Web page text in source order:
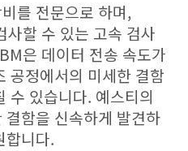
를 전문으로 하며,
할 수 있는 고속 검사
은 데이터 전송 속도가
공정에서의 미세한 결함
수 있습니다. 예스티의
함을 신속하게 발견하
합니다.